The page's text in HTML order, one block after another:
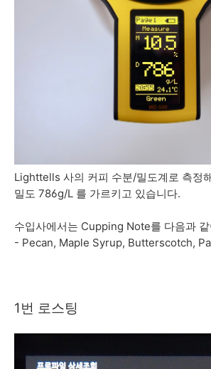
Lighttells 사의 커피 수분/밀도계로 측정
밀도 786g/L 를 가르키고 있습니다.
수입사에서는 Cupping Note를 다음과
- Pecan, Maple Syrup, Butterscotch,
1번 로스팅